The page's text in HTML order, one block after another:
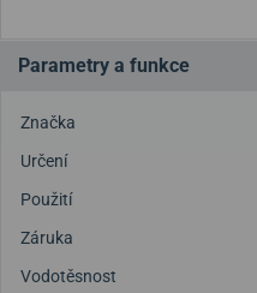
Parametry a funkce
Značka
Určení
Použití
Záruka
Vodotěsnost